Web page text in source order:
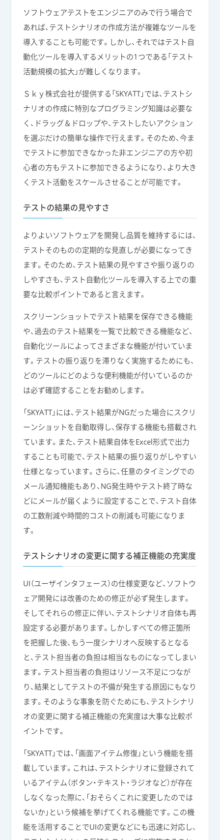
ソフトウェアテストをエンジニアのみで行う場合で
あれば、テストシナリオの作成方法が複雑なツールを
導入することも可能です。しかし、それではテスト自
動化ツールを導入するメリットの1つである「テスト
活動規模の拡大」が難しくなります。
Ｓｋｙ株式会社が提供する「SKYATT」では、テストシ
ナリオの作成に特別なプログラミング知識は必要な
く、ドラッグ＆ドロップや、テストしたいアクション
を選ぶだけの簡単な操作で行えます。そのため、今ま
でテストに参加できなかった非エンジニアの方や初
心者の方もテストに参加できるようになり、より大き
くテスト活動をスケールさせることが可能です。
テストの結果の見やすさ
よりよいソフトウェアを開発し品質を維持するには、
テストそのものの定期的な見直しが必要になってき
ます。そのため、テスト結果の見やすさや振り返りの
しやすさも、テスト自動化ツールを導入する上での重
要な比較ポイントであると言えます。
スクリーンショットでテスト結果を保存できる機能
や、過去のテスト結果を一覧で比較できる機能など、
自動化ツールによってさまざまな機能が付いていま
す。テストの振り返りを滞りなく実施するためにも、
どのツールにどのような便利機能が付いているのか
は必ず確認することをお勧めします。
「SKYATT」には、テスト結果がNGだった場合にスクリ
ーンショットを自動取得し、保存する機能も搭載され
ています。また、テスト結果自体をExcel形式で出力
することも可能で、テスト結果の振り返りがしやすい
仕様となっています。さらに、任意のタイミングでの
メール通知機能もあり、NG発生時やテスト終了時な
どにメールが届くように設定することで、テスト自体
の工数削減や時間的コストの削減も可能になりま
す。
テストシナリオの変更に関する補正機能の充実度
UI（ユーザインタフェース）の仕様変更など、ソフトウ
ェア開発には改善のための修正が必ず発生します。
そしてそれらの修正に伴い、テストシナリオ自体も再
設定する必要があります。しかしすべての修正箇所
を把握した後、もう一度シナリオへ反映するとなる
と、テスト担当者の負担は相当なものになってしまい
ます。テスト担当者の負担はリソース不足につなが
り、結果としてテストの不備が発生する原因にもなり
ます。そのような事象を防ぐためにも、テストシナリ
オの変更に関する補正機能の充実度は大事な比較ポ
イントです。
「SKYATT」では、「画面アイテム修復」という機能を搭
載しています。これは、テストシナリオに登録されて
いるアイテム（ボタン・テキスト・ラジオなど）が存在
しなくなった際に、「おそらくこれに変更したのでは
ないか」という候補を挙げてくれる機能です。この機
能を活用することでUIの変更などにも迅速に対応し、